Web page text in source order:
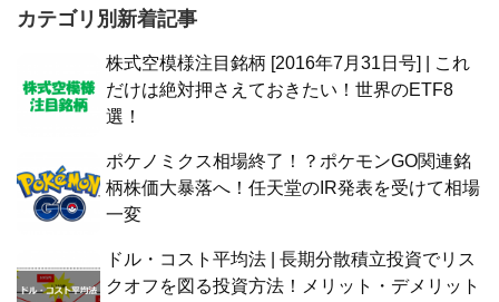
カテゴリ別新着記事
株式空模様注目銘柄 [2016年7月31日号] | これ
だけは絶対押さえておきたい！世界のETF8
選！
ポケノミクス相場終了！？ポケモンGO関連銘
柄株価大暴落へ！任天堂のIR発表を受けて相場
一変
ドル・コスト平均法 | 長期分散積立投資でリス
クオフを図る投資方法！メリット・デメリット